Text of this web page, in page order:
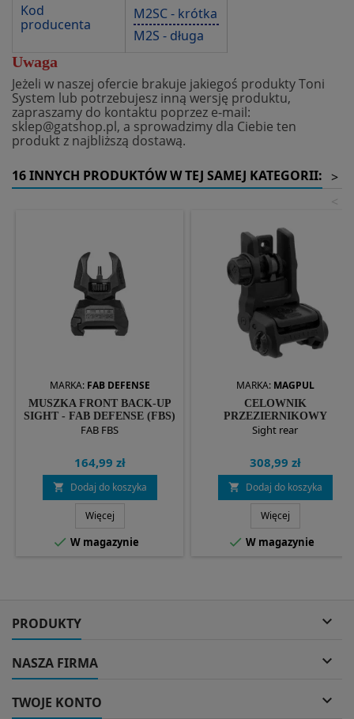
Kod
producenta
M2SC - krótka
M2S - długa
Uwaga
Jeżeli w naszej ofercie brakuje jakiegoś produkty Toni
System lub potrzebujesz inną wersję produktu,
zapraszamy do kontaktu poprzez e-mail:
sklep@gatshop.pl, a sprowadzimy dla Ciebie ten
produkt z najbliższą dostawą.
16 INNYCH PRODUKTÓW W TEJ SAMEJ KATEGORII: >
<
MARKA: FAB DEFENSE
MUSZKA FRONT BACK-UP
SIGHT - FAB DEFENSE (FBS)
FAB FBS
164,99 zł
 Dodaj do koszyka
Więcej
 W magazynie
MARKA: MAGPUL
CELOWNIK
PRZEZIERNIKOWY
SKŁADANY MBUS GEN.3 -
Sight rear
308,99 zł
 Dodaj do koszyka
Więcej
 W magazynie
PRODUKTY 
NASZA FIRMA 
TWOJE KONTO 